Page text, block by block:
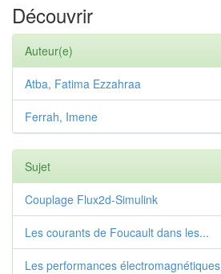
Découvrir
Auteur(e)
Atba, Fatima Ezzahraa
Ferrah, Imene
Sujet
Couplage Flux2d-Simulink
Les courants de Foucault dans les...
Les performances électromagnétiques